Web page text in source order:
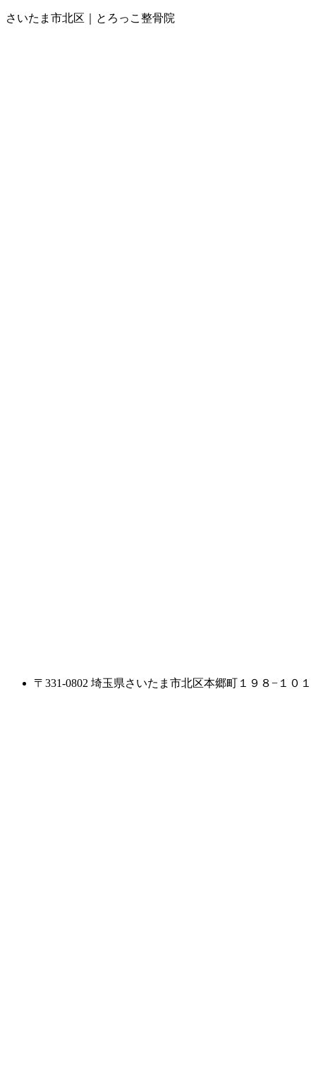
さいたま市北区｜とろっこ整骨院
〒331-0802 埼玉県さいたま市北区本郷町１９８−１０１